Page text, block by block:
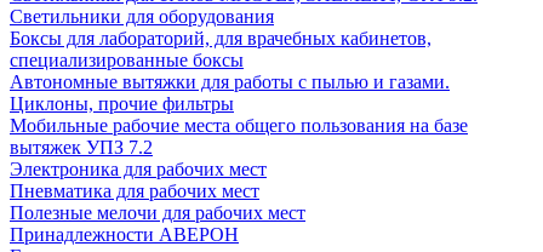
Светильники для оборудования
Боксы для лабораторий, для врачебных кабинетов,
специализированные боксы
Автономные вытяжки для работы с пылью и газами.
Циклоны, прочие фильтры
Мобильные рабочие места общего пользования на базе
вытяжек УПЗ 7.2
Электроника для рабочих мест
Пневматика для рабочих мест
Полезные мелочи для рабочих мест
Принадлежности АВЕРОН